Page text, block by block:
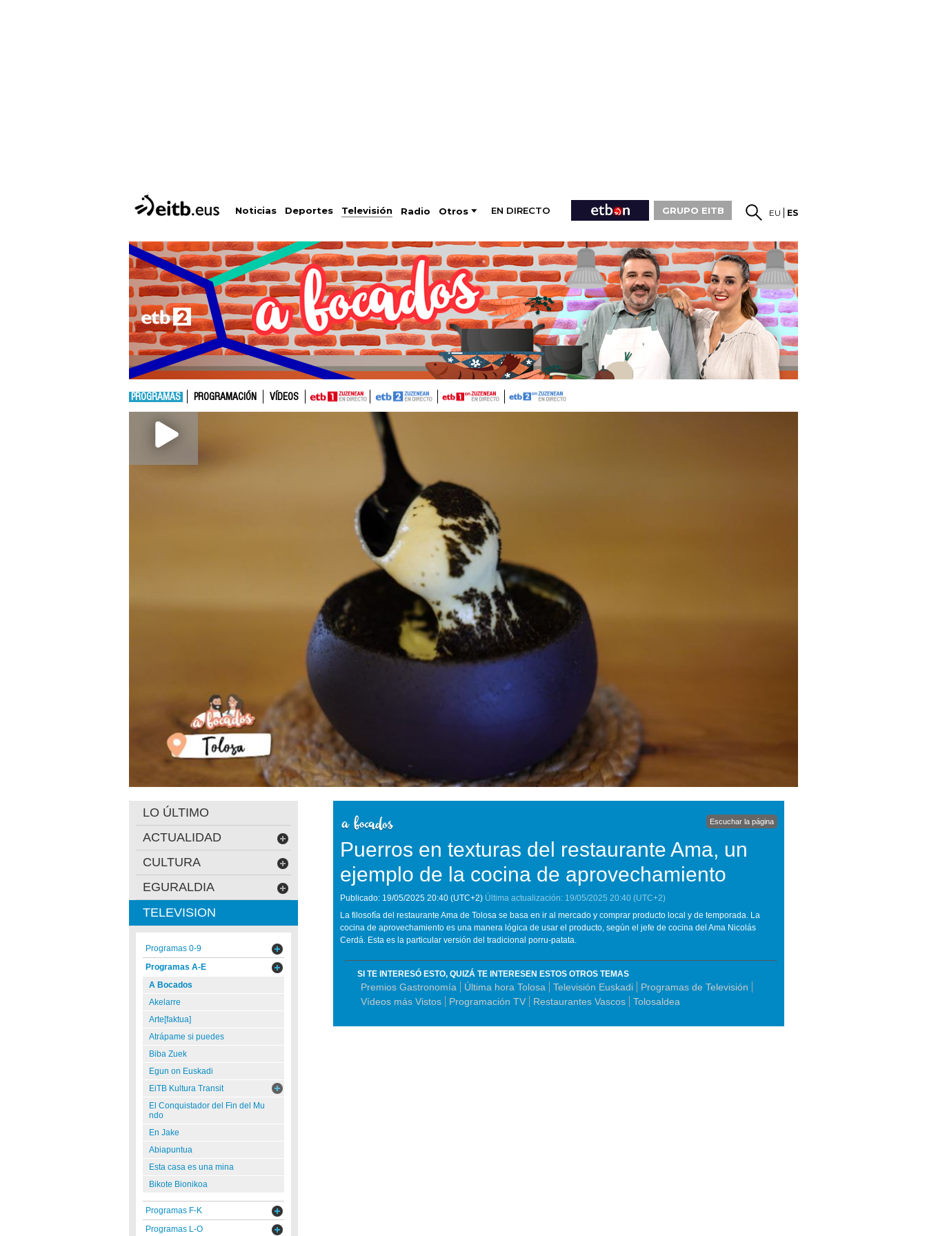
Noticias Deportes Televisión Radio Otros EN DIRECTO GRUPO EITB EU ES
PROGRAMAS PROGRAMACIÓN VÍDEOS
Escuchar la página
Puerros en texturas del restaurante Ama, un
ejemplo de la cocina de aprovechamiento
Publicado: 19/05/2025 20:40 (UTC+2) Última actualización: 19/05/2025 20:40 (UTC+2)
La filosofía del restaurante Ama de Tolosa se basa en ir al mercado y comprar producto local y de temporada. La
cocina de aprovechamiento es una manera lógica de usar el producto, según el jefe de cocina del Ama Nicolás
Cerdá. Esta es la particular versión del tradicional porru-patata.
SI TE INTERESÓ ESTO, QUIZÁ TE INTERESEN ESTOS OTROS TEMAS
Premios Gastronomía Última hora Tolosa Televisión Euskadi
Programas de Televisión
Vídeos más Vistos
Programación TV Restaurantes Vascos Tolosaldea
LO ÚLTIMO
ACTUALIDAD
CULTURA
EGURALDIA
TELEVISION
Programas 0-9
Programas A-E
A Bocados
Akelarre
Arte[faktua]
Atrápame si puedes
Biba Zuek
Egun on Euskadi
EiTB Kultura Transit
El Conquistador del Fin del Mu
ndo
En Jake
Abiapuntua
Esta casa es una mina
Bikote Bionikoa
Programas F-K
Programas L-O